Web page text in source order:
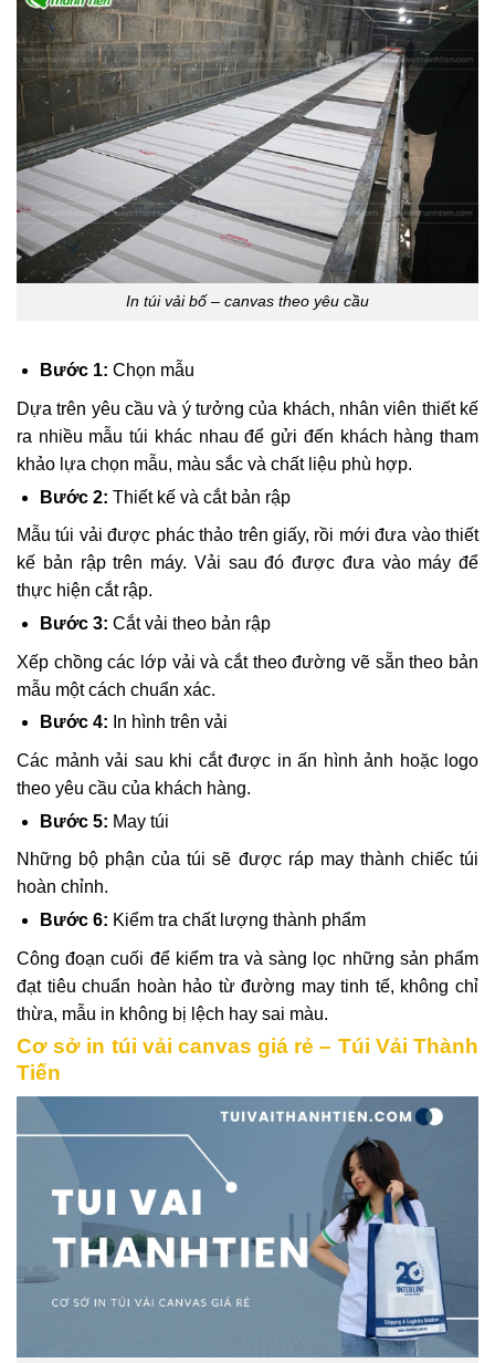
In túi vải bố – canvas theo yêu cầu
Bước 1: Chọn mẫu
Dựa trên yêu cầu và ý tưởng của khách, nhân viên thiết kế
ra nhiều mẫu túi khác nhau để gửi đến khách hàng tham
khảo lựa chọn mẫu, màu sắc và chất liệu phù hợp.
Bước 2: Thiết kế và cắt bản rập
Mẫu túi vải được phác thảo trên giấy, rồi mới đưa vào thiết
kế bản rập trên máy. Vải sau đó được đưa vào máy để
thực hiện cắt rập.
Bước 3: Cắt vải theo bản rập
Xếp chồng các lớp vải và cắt theo đường vẽ sẵn theo bản
mẫu một cách chuẩn xác.
Bước 4: In hình trên vải
Các mảnh vải sau khi cắt được in ấn hình ảnh hoặc logo
theo yêu cầu của khách hàng.
Bước 5: May túi
Những bộ phận của túi sẽ được ráp may thành chiếc túi
hoàn chỉnh.
Bước 6: Kiểm tra chất lượng thành phẩm
Công đoạn cuối để kiểm tra và sàng lọc những sản phẩm
đạt tiêu chuẩn hoàn hảo từ đường may tinh tế, không chỉ
thừa, mẫu in không bị lệch hay sai màu.
Cơ sở in túi vải canvas giá rẻ – Túi Vải Thành
Tiến